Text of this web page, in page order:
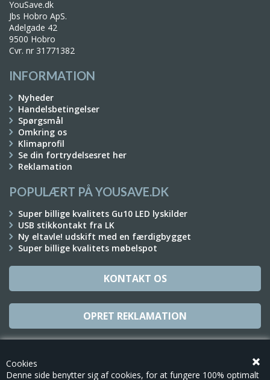
Cookies
Denne side benytter sig af cookies, for at fungere 100% optimalt
YouSave.dk
Jbs Hobro ApS.
Adelgade 42
9500 Hobro
Cvr. nr 31771382
INFORMATION
Nyheder
Handelsbetingelser
Spørgsmål
Omkring os
Klimaprofil
Se din fortrydelsesret her
Reklamation
POPULÆRT PÅ YOUSAVE.DK
Super billige kvalitets Gu10 LED lyskilder
USB stikkontakt fra LK
Ny eltavle! udskift med en færdigbygget
Super billige kvalitets møbelspot
KONTAKT OS
OPRET REKLAMATION